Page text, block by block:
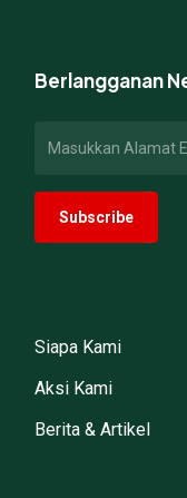
Berlangganan
Siapa Kami
Aksi Kami
Berita & Artikel